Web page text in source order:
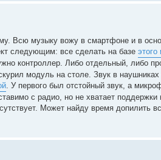
Всю музыку вожу в смартфоне и в
следующим: все сделать на базе
контроллер. Либо отдельный, либо
модуль на столе. Звук в
. У первого был отстойный звук, а
с радио, но не хватает поддержки
Может найду время допилить